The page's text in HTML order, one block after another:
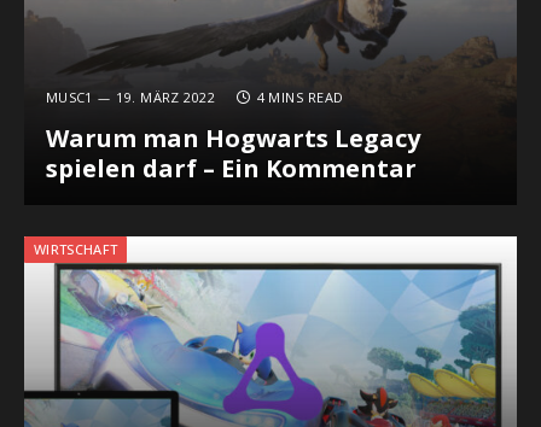
MUSC1 19. MÄRZ 2022 4 MINS READ
Warum man Hogwarts Legacy
spielen darf – Ein Kommentar
WIRTSCHAFT